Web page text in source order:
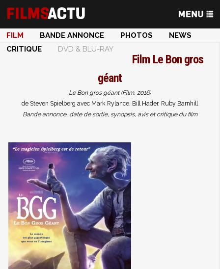
FILM BANDE ANNONCE PHOTOS
NEWS
CRITIQUE
DVD & BLU-RAY
Film Le Bon gros
géant
Le Bon gros géant (Film, 2016)
de Steven Spielberg avec Mark Rylance, Bill Hader, Ruby Barnhill
Bande annonce, date de sortie, synopsis, avis et critique du film